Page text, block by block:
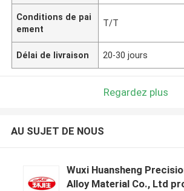
Conditions de pai
ement
T/T
Délai de livraison 20-30 jours
Regardez plus
AU SUJET DE NOUS
Wuxi Huansheng
Alloy Material Co., Ltd